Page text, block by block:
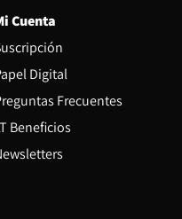
Cuenta
Digital
Frecuentes
Beneficios